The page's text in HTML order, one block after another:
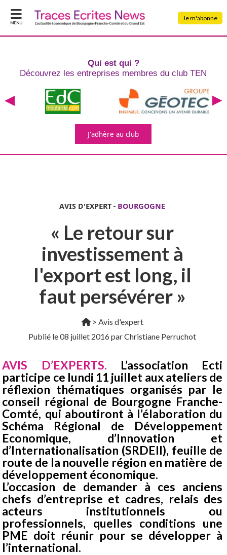
MENU
Je m'abonne
Qui est qui ?
Découvrez les entreprises membres du club TEN
J'adhèreau club
AVIS D'EXPERT - BOURGOGNE
« Le retour sur
investissement à
l'export est long, il
faut persévérer »
> Avis d'expert
Publié le08 juillet 2016par Christiane Perruchot
AVIS D’EXPERTS.
L’association Ecti
participe ce lundi 11 juillet aux ateliers de
réflexion thématiques organisés par le
conseil régional de Bourgogne Franche-
Comté, qui aboutiront à l’élaboration du
Schéma Régional de Développement
Economique, d’Innovation et
d’Internationalisation (SRDEII), feuille de
route de la nouvelle région en matière de
développement économique.
L’occasion de demander à ces anciens
chefs d’entreprise et cadres, relais des
acteurs institutionnels ou
professionnels, quelles conditions une
PME doit réunir pour se développer à
l’international.